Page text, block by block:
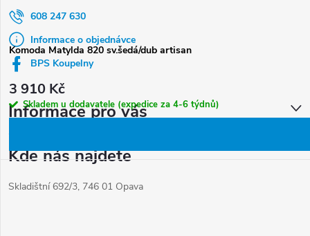
Komoda Matylda 820 sv.šedá/dub artisan
3 910 Kč
Skladem u dodavatele (expedice za 4-6 týdnů)
608 247 630
Informace o objednávce
BPS Koupelny
Informace pro vás
Kde nás najdete
Skladištní 692/3, 746 01 Opava